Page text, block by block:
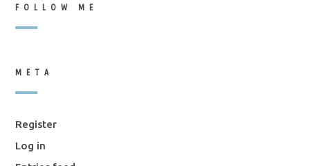
FOLLOW ME
META
Register
Log in